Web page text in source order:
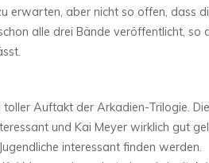
erwarten, aber nicht so offen, dass
alle drei Bände veröffentlicht,
toller Auftakt der Arkadien-Trilogie.
und Kai Meyer wirklich gut
interessant finden werden.